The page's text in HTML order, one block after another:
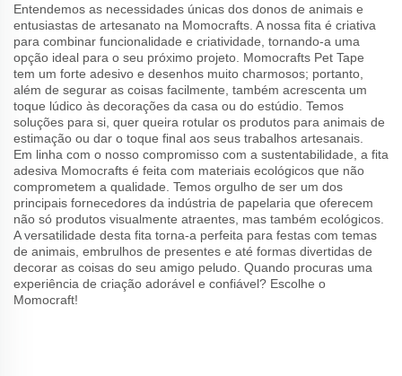
Entendemos as necessidades únicas dos donos de animais e
entusiastas de artesanato na Momocrafts. A nossa fita é criativa
para combinar funcionalidade e criatividade, tornando-a uma
opção ideal para o seu próximo projeto. Momocrafts Pet Tape
tem um forte adesivo e desenhos muito charmosos; portanto,
além de segurar as coisas facilmente, também acrescenta um
toque lúdico às decorações da casa ou do estúdio. Temos
soluções para si, quer queira rotular os produtos para animais de
estimação ou dar o toque final aos seus trabalhos artesanais.
Em linha com o nosso compromisso com a sustentabilidade, a fita
adesiva Momocrafts é feita com materiais ecológicos que não
comprometem a qualidade. Temos orgulho de ser um dos
principais fornecedores da indústria de papelaria que oferecem
não só produtos visualmente atraentes, mas também ecológicos.
A versatilidade desta fita torna-a perfeita para festas com temas
de animais, embrulhos de presentes e até formas divertidas de
decorar as coisas do seu amigo peludo. Quando procuras uma
experiência de criação adorável e confiável? Escolhe o
Momocraft!